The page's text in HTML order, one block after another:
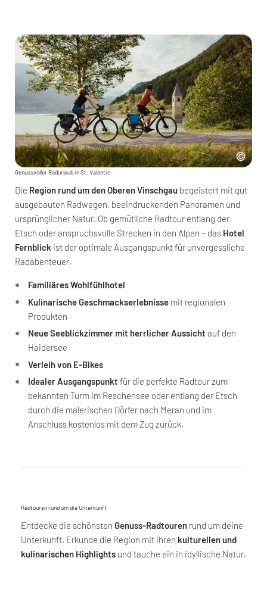
Genussvoller Radurlaub in St. Valentin
Die Region rund um den Oberen Vinschgau begeistert mit gut
ausgebauten Radwegen, beeindruckenden Panoramen und
ursprünglicher Natur. Ob gemütliche Radtour entlang der
Etsch oder anspruchsvolle Strecken in den Alpen – das Hotel
Fernblick ist der optimale Ausgangspunkt für unvergessliche
Radabenteuer.
Familiäres Wohlfühlhotel
Kulinarische Geschmackserlebnisse mit regionalen
Produkten
Neue Seeblickzimmer mit herrlicher Aussicht auf den
Haidersee
Verleih von E-Bikes
Idealer Ausgangspunkt für die perfekte Radtour zum
bekannten Turm im Reschensee oder entlang der Etsch
durch die malerischen Dörfer nach Meran und im
Anschluss kostenlos mit dem Zug zurück.
Radtouren rund um die Unterkunft
Entdecke die schönsten Genuss-Radtouren rund um deine
Unterkunft. Erkunde die Region mit ihren kulturellen und
kulinarischen Highlights und tauche ein in idyllische Natur.